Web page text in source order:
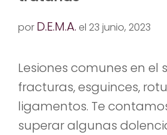
por D.E.M.A. el 23 junio, 2023
Lesiones comunes en el
fracturas, esguinces,
ligamentos. Te
superar algunas